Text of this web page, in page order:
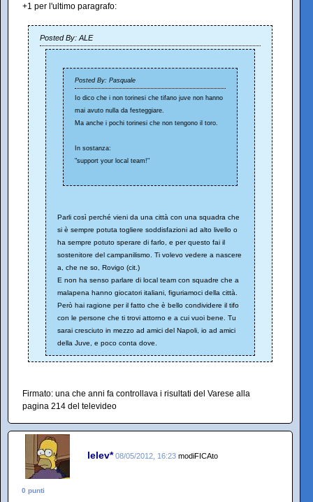
+1 per l'ultimo paragrafo:
Posted By: ALE
Posted By: Pasquale
Io dico che i non torinesi che tifano juve non hanno
mai avuto nulla da festeggiare.
Ma anche i pochi torinesi che non tengono il toro.
In sostanza:
"support your local team!"
Parli così perché vieni da una città con una squadra che
si è sempre potuta togliere soddisfazioni ad alto livello o
ha sempre potuto sperare di farlo, e per questo fai il
sostenitore del campanilismo. Ti volevo vedere a nascere
a, che ne so, Rovigo (cit.)
E non ha senso parlare di local team con squadre che a
malapena hanno giocatori italiani, figuriamoci della città.
Però hai ragione per il fatto che è bello condividere il tifo
con le persone che ti trovi attorno e a cui vuoi bene. Tu
sarai cresciuto in mezzo ad amici del Napoli, io ad amici
della Juve, e poco conta dove.
Firmato: una che anni fa controllava i risultati del Varese alla
pagina 214 del televideo
lelev* 08/05/2012, 16:23 modiFICAto
0 punti